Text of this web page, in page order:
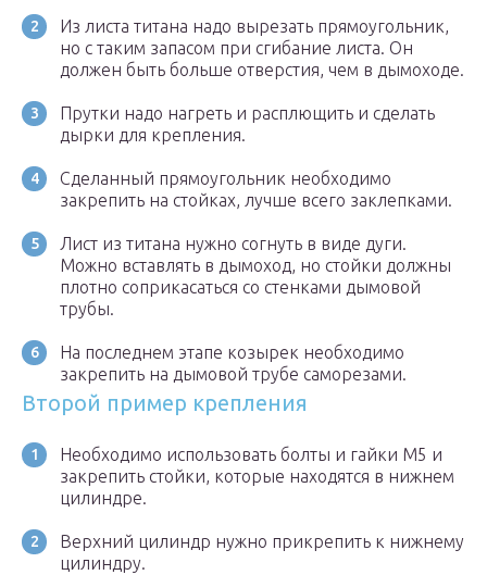
Из листа титана надо вырезать прямоугольник,
но с таким запасом при сгибание листа. Он
должен быть больше отверстия, чем в дымоходе.
Прутки надо нагреть и расплющить и сделать
дырки для крепления.
Сделанный прямоугольник необходимо
закрепить на стойках, лучше всего заклепками.
Лист из титана нужно согнуть в виде дуги.
Можно вставлять в дымоход, но стойки должны
плотно соприкасаться со стенками дымовой
трубы.
На последнем этапе козырек необходимо
закрепить на дымовой трубе саморезами.
Второй пример крепления
Необходимо использовать болты и гайки М5 и
закрепить стойки, которые находятся в нижнем
цилиндре.
Верхний цилиндр нужно прикрепить к нижнему
цилиндру.